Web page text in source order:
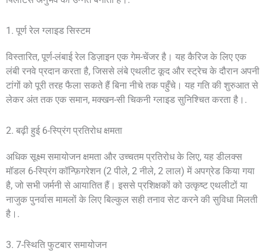
1. पूर्ण रेल ग्लाइड सिस्टम
विस्तारित, पूर्ण-लंबाई रेल डिज़ाइन एक गेम-चेंजर है। यह कैरिज के लिए एक
लंबी रनवे प्रदान करता है, जिससे लंबे एथलीट कूद और स्ट्रेच के दौरान अपनी
टांगों को पूरी तरह फैला सकते हैं बिना नीचे तक पहुँचे। यह गति की शुरुआत से
लेकर अंत तक एक समान, मक्खन-सी चिकनी ग्लाइड सुनिश्चित करता है।.
2. बढ़ी हुई 6-स्प्रिंग प्रतिरोध क्षमता
अधिक सूक्ष्म समायोजन क्षमता और उच्चतम प्रतिरोध के लिए, यह डीलक्स
मॉडल 6-स्प्रिंग कॉन्फ़िगरेशन (2 पीले, 2 नीले, 2 लाल) में अपग्रेड किया गया
है, जो सभी जर्मनी से आयातित हैं। इससे प्रशिक्षकों को उत्कृष्ट एथलीटों या
नाजुक पुनर्वास मामलों के लिए बिल्कुल सही तनाव सेट करने की सुविधा मिलती
है।.
3. 7-स्थिति फुटबार समायोजन